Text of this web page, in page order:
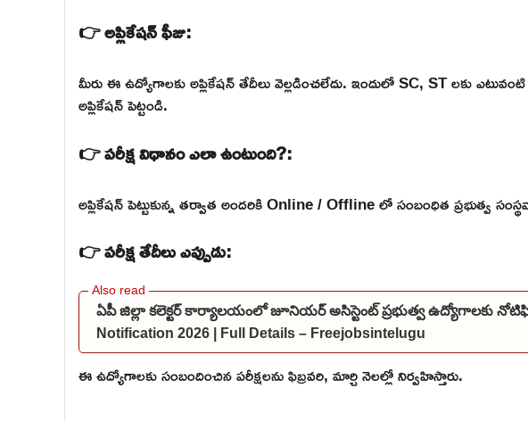
👉 అప్లికేషన్ ఫీజు:
మీరు ఈ ఉద్యోగాలకు అప్లికేషన్ తేదీలు వెల్లడించలేదు. ఇందులో SC, ST లకు
అప్లికేషన్ పెట్టండి.
👉 పరీక్ష విధానం ఎలా ఉంటుంది?:
అప్లికేషన్ పెట్టుకున్న తర్వాత అందరికి Online / Offline లో సంబంధిత ప్రభుత్వ
👉 పరీక్ష తేదీలు ఎప్పుడు:
ఏపీ జిల్లా కలెక్టర్ కార్యాలయంలో జూనియర్ అసిస్టెంట్ ప్రభుత్వ ఉద్యోగాలకు
Notification 2026 | Full Details – Freejobsintelugu
ఈ ఉద్యోగాలకు సంబందించిన పరీక్షలను ఫిబ్రవరి, మార్చి నెలల్లో నిర్వహిస్తారు.